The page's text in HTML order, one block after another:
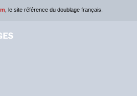
, le site référence du doublage français.